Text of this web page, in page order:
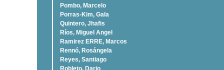
Pombo, Marcelo
Porras-Kim, Gala
Quintero, Jhafis
Rí­os, Miguel Angel
Ramirez ERRE, Marcos
Rennó, Rosángela
Reyes, Santiago
Robleto, Dario